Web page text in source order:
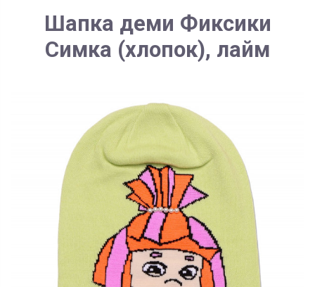
Шапка деми Фиксики
Симка (хлопок), лайм